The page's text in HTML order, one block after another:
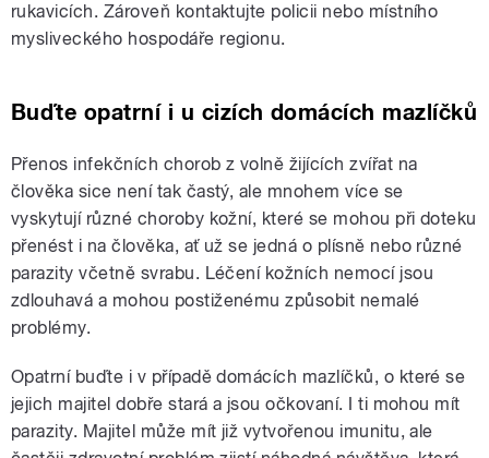
rukavicích. Zároveň kontaktujte policii nebo místního
mysliveckého hospodáře regionu.
Buďte opatrní i u cizích domácích mazlíčků
Přenos infekčních chorob z volně žijících zvířat na
člověka sice není tak častý, ale mnohem více se
vyskytují různé choroby kožní, které se mohou při doteku
přenést i na člověka, ať už se jedná o plísně nebo různé
parazity včetně svrabu. Léčení kožních nemocí jsou
zdlouhavá a mohou postiženému způsobit nemalé
problémy.
Opatrní buďte i v případě domácích mazlíčků, o které se
jejich majitel dobře stará a jsou očkovaní. I ti mohou mít
parazity. Majitel může mít již vytvořenou imunitu, ale